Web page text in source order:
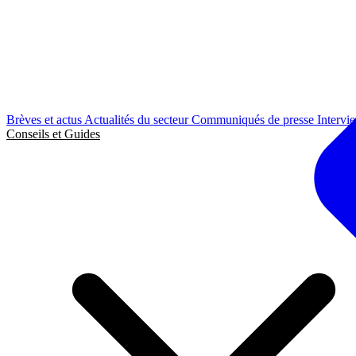
Brèves et actus Actualités du secteurCommuniqués de presse
Conseils et Guides